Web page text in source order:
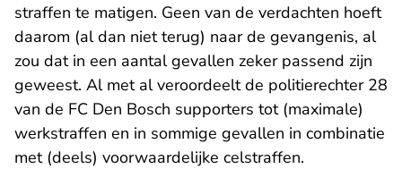
straffen te matigen. Geen van de verdachten hoeft
daarom (al dan niet terug) naar de gevangenis, al
zou dat in een aantal gevallen zeker passend zijn
geweest. Al met al veroordeelt de politierechter 28
van de FC Den Bosch supporters tot (maximale)
werkstraffen en in sommige gevallen in combinatie
met (deels) voorwaardelijke celstraffen.